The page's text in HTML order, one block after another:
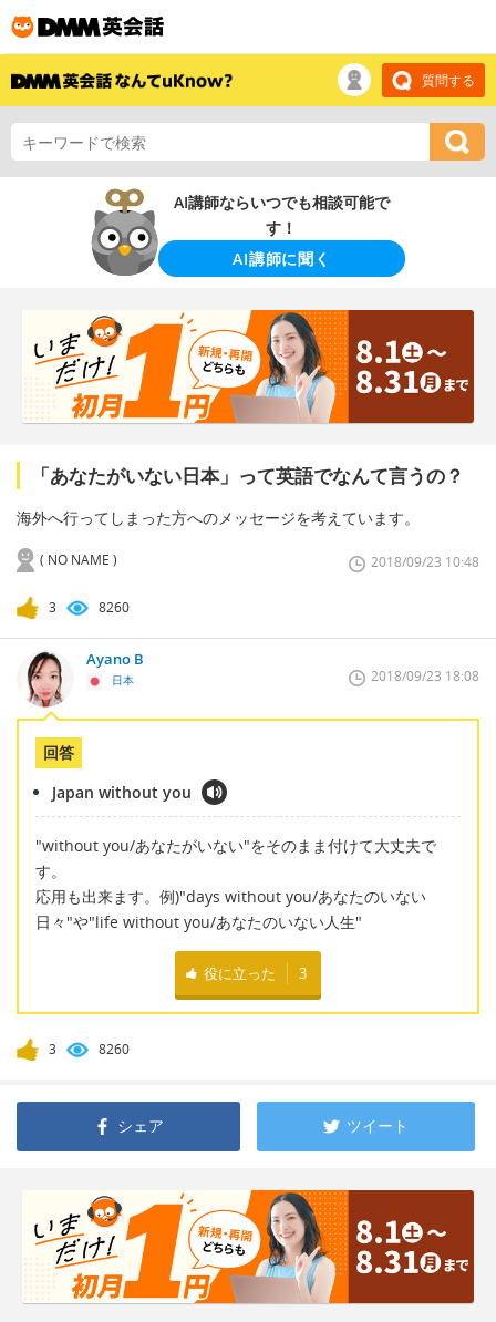
質問する
AI講師ならいつでも相談可能で
す！
AI講師に聞く
「あなたがいない日本」って英語でなんて言うの？
海外へ行ってしまった方へのメッセージを考えています。
( NO NAME ) 2018/09/23 10:48
3 8260
Ayano B
日本 2018/09/23 18:08
回答
Japan without you
"without you/あなたがいない"をそのまま付けて大丈夫で
す。
応用も出来ます。例)"days without you/あなたのいない
日々"や"life without you/あなたのいない人生"
役に立った 3
3 8260
シェア ツイート